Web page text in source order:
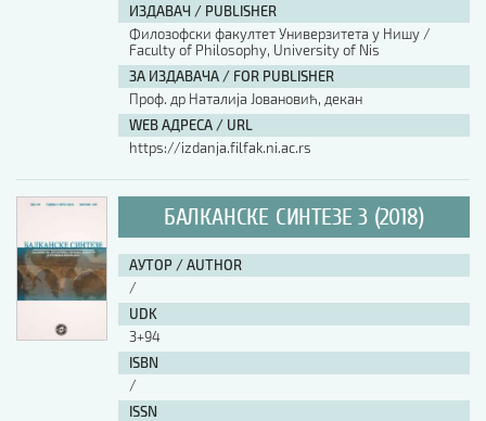
ИЗДАВАЧ / PUBLISHER
Филозофски факултет Универзитета у Нишу /
Faculty of Philosophy, University of Nis
ЗА ИЗДАВАЧА / FOR PUBLISHER
Проф. др Наталија Јовановић, декан
WEB АДРЕСА / URL
https://izdanja.filfak.ni.ac.rs
БАЛКАНСКЕ СИНТЕЗЕ 3 (2018)
АУТОР / AUTHOR
/
UDK
3+94
ISBN
/
ISSN